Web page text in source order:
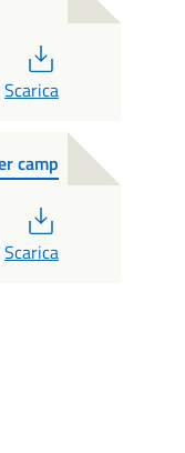
Scarica
camp
Scarica